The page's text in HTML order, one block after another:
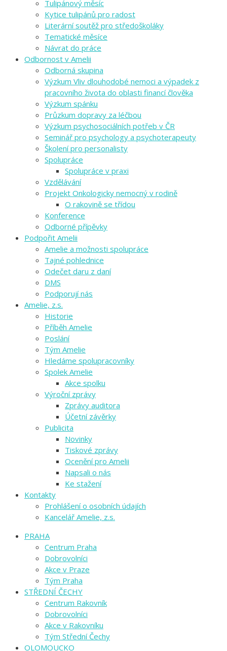
Tulipánový měsíc
Kytice tulipánů pro radost
Literární soutěž pro středoškoláky
Tematické měsíce
Návrat do práce
Odbornost v Amelii
Odborná skupina
Výzkum Vliv dlouhodobé nemoci a výpadek z
pracovního života do oblasti financí člověka
Výzkum spánku
Průzkum dopravy za léčbou
Výzkum psychosociálních potřeb v ČR
Seminář pro psychology a psychoterapeuty
Školení pro personalisty
Spolupráce
Spolupráce v praxi
Vzdělávání
Projekt Onkologicky nemocný v rodině
O rakovině se třídou
Konference
Odborné přípěvky
Podpořit Amelii
Amelie a možnosti spolupráce
Tajné pohlednice
Odečet daru z daní
DMS
Podporují nás
Amelie, z.s.
Historie
Příběh Amelie
Poslání
Tým Amelie
Hledáme spolupracovníky
Spolek Amelie
Akce spolku
Výroční zprávy
Zprávy auditora
Účetní závěrky
Publicita
Novinky
Tiskové zprávy
Ocenění pro Amelii
Napsali o nás
Ke stažení
Kontakty
Prohlášení o osobních údajích
Kancelář Amelie, z.s.
PRAHA
Centrum Praha
Dobrovolníci
Akce v Praze
Tým Praha
STŘEDNÍ ČECHY
Centrum Rakovník
Dobrovolníci
Akce v Rakovníku
Tým Střední Čechy
OLOMOUCKO